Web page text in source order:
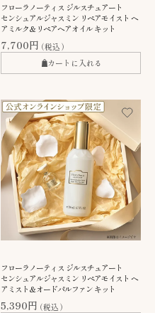
フローラノーティス ジルスチュアート
センシュアルジャスミン リペアモイスト ヘ
アミルク＆リペアヘアオイル キット
7,700円（税込）
カートに入れる
フローラノーティス ジルスチュアート
センシュアルジャスミン リペアモイスト ヘ
アミスト＆オードパルファン キット
5,390円（税込）